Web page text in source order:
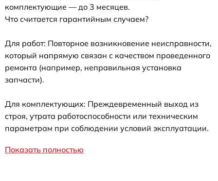
комплектующие — до 3 месяцев.
Что считается гарантийным случаем?
Для работ: Повторное возникновение неисправности,
который напрямую связан с качеством проведенного
ремонта (например, неправильная установка
запчасти).
Для комплектующих: Преждевременный выход из
строя, утрата работоспособности или техническим
параметрам при соблюдении условий эксплуатации.
Показать полностью